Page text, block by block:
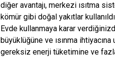
diğer avantajı, merkezi ısıtma
kömür gibi doğal yakıtlar
Evde kullanmaya karar
büyüklüğüne ve ısınma
gereksiz enerji tüketimine ve